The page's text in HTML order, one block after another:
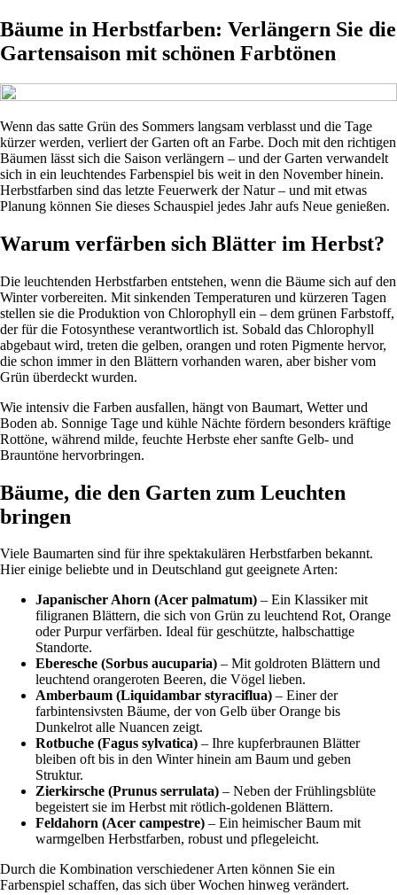
Bäume in Herbstfarben: Verlängern Sie die
Gartensaison mit schönen Farbtönen
Wenn das satte Grün des Sommers langsam verblasst und die Tage
kürzer werden, verliert der Garten oft an Farbe. Doch mit den richtigen
Bäumen lässt sich die Saison verlängern – und der Garten verwandelt
sich in ein leuchtendes Farbenspiel bis weit in den November hinein.
Herbstfarben sind das letzte Feuerwerk der Natur – und mit etwas
Planung können Sie dieses Schauspiel jedes Jahr aufs Neue genießen.
Warum verfärben sich Blätter im Herbst?
Die leuchtenden Herbstfarben entstehen, wenn die Bäume sich auf den
Winter vorbereiten. Mit sinkenden Temperaturen und kürzeren Tagen
stellen sie die Produktion von Chlorophyll ein – dem grünen Farbstoff,
der für die Fotosynthese verantwortlich ist. Sobald das Chlorophyll
abgebaut wird, treten die gelben, orangen und roten Pigmente hervor,
die schon immer in den Blättern vorhanden waren, aber bisher vom
Grün überdeckt wurden.
Wie intensiv die Farben ausfallen, hängt von Baumart, Wetter und
Boden ab. Sonnige Tage und kühle Nächte fördern besonders kräftige
Rottöne, während milde, feuchte Herbste eher sanfte Gelb- und
Brauntöne hervorbringen.
Bäume, die den Garten zum Leuchten
bringen
Viele Baumarten sind für ihre spektakulären Herbstfarben bekannt.
Hier einige beliebte und in Deutschland gut geeignete Arten:
Japanischer Ahorn (Acer palmatum) – Ein Klassiker mit
filigranen Blättern, die sich von Grün zu leuchtend Rot, Orange
oder Purpur verfärben. Ideal für geschützte, halbschattige
Standorte.
Eberesche (Sorbus aucuparia) – Mit goldroten Blättern und
leuchtend orangeroten Beeren, die Vögel lieben.
Amberbaum (Liquidambar styraciflua) – Einer der
farbintensivsten Bäume, der von Gelb über Orange bis
Dunkelrot alle Nuancen zeigt.
Rotbuche (Fagus sylvatica) – Ihre kupferbraunen Blätter
bleiben oft bis in den Winter hinein am Baum und geben
Struktur.
Zierkirsche (Prunus serrulata) – Neben der Frühlingsblüte
begeistert sie im Herbst mit rötlich-goldenen Blättern.
Feldahorn (Acer campestre) – Ein heimischer Baum mit
warmgelben Herbstfarben, robust und pflegeleicht.
Durch die Kombination verschiedener Arten können Sie ein
Farbenspiel schaffen, das sich über Wochen hinweg verändert.